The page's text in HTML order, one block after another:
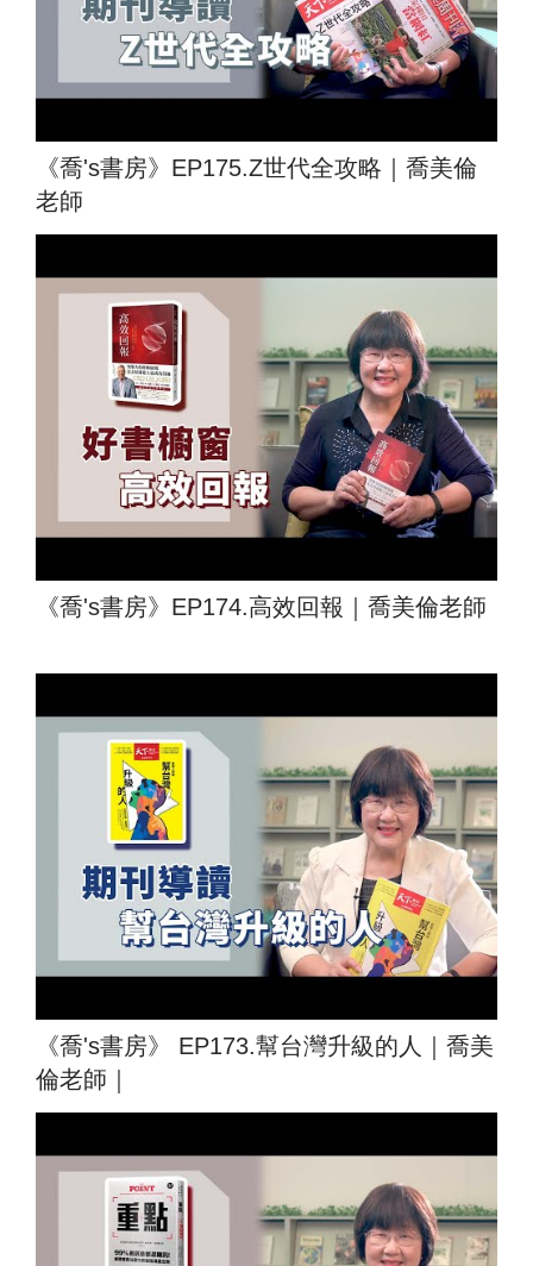
《喬's書房》EP175.Z世代全攻略｜喬美倫
老師
《喬's書房》EP174.高效回報｜喬美倫老師
《喬's書房》 EP173.幫台灣升級的人｜喬美
倫老師｜